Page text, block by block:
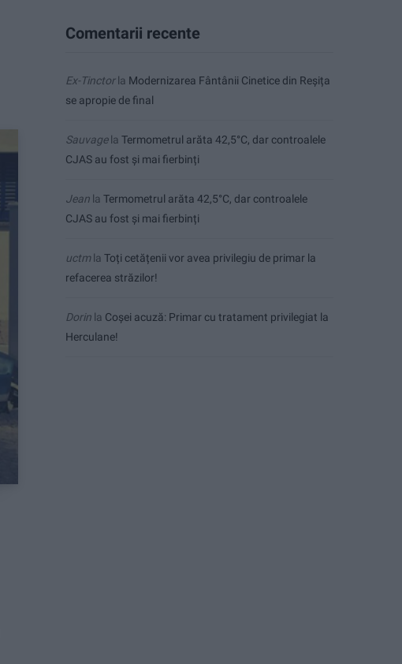
Comentarii recente
Ex-Tinctorla Modernizarea Fântânii Cinetice din Reșița
se apropie de final
Sauvagela Termometrul arăta 42,5°C, dar controalele
CJAS au fost și mai fierbinți
Jean la Termometrul arăta 42,5°C, dar controalele
CJAS au fost și mai fierbinți
uctmla Toți cetățenii vor avea privilegiu de primar la
refacerea străzilor!
Dorin la Coșei acuză: Primar cu tratament privilegiat la
Herculane!